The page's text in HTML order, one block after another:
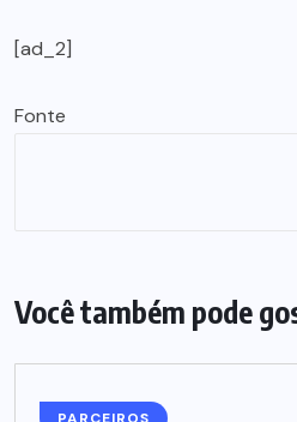
[ad_2]
Fonte
Você também pode